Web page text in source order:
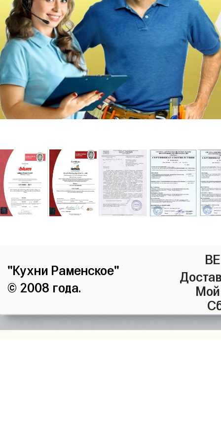
"Кухни Раменское"
© 2008 года.